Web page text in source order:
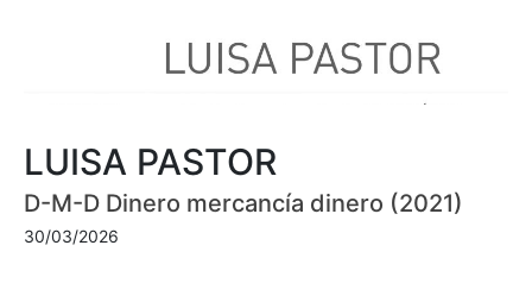
LUISA PASTOR
D-M-D Dinero mercancía dinero (2021)
30/03/2026